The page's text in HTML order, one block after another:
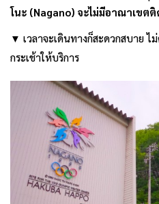
โนะ (Nagano) จะไม่มีอาณาเขต
▼ เวลาจะเดินทางก็สะดวกสบาย ไ
กระเช้าให้บริการ